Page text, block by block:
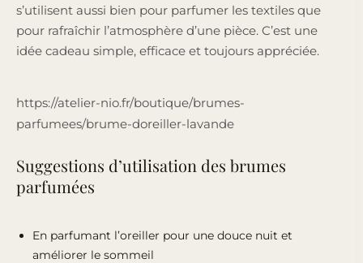
s’utilisent aussi bien pour parfumer les textiles que
pour rafraîchir l’atmosphère d’une pièce. C’est une
idée cadeau simple, efficace et toujours appréciée.
https://atelier-nio.fr/boutique/brumes-
parfumees/brume-doreiller-lavande
Suggestions d’utilisation des brumes
parfumées
En parfumant l’oreiller pour une douce nuit et
améliorer le sommeil